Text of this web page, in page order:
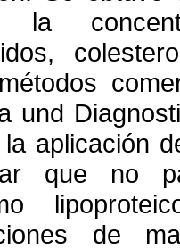
la
und
aplicación
que no
de